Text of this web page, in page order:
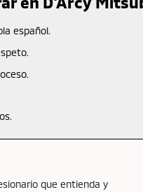
español.
que entienda y